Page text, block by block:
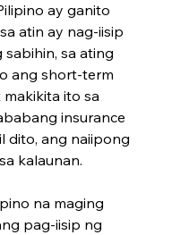
ay ganito
atin ay nag-iisip
sa ating
ang short-term
ito sa
insurance
dito, ang naiipong
kalaunan.
na maging
pag-iisip ng